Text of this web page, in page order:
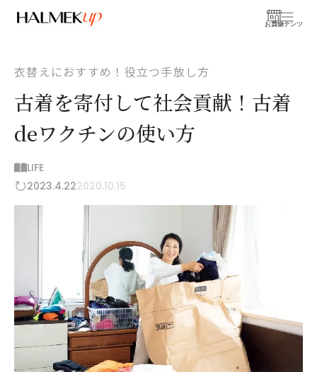
お買物
コンテンツ
衣替えにおすすめ！役立つ手放し方
古着を寄付して社会貢献！古着
deワクチンの使い方
LIFE
2023.4.222020.10.15